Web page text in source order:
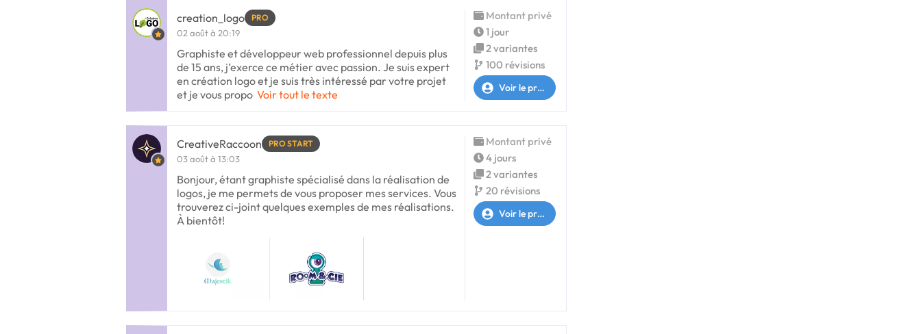
creation_logo PRO
02 août à 20:19
Graphiste et développeur web professionnel depuis plus
de 15 ans, j’exerce ce métier avec passion. Je suis expert
en création logo et je suis très intéressé par votre projet
et je vous propo Voir tout le texte
Montant privé
1 jour
2 variantes
100 révisions
Voir le profil
CreativeRaccoon PRO START
03 août à 13:03
Bonjour, étant graphiste spécialisé dans la réalisation de
logos, je me permets de vous proposer mes services. Vous
trouverez ci-joint quelques exemples de mes réalisations.
À bientôt!
Montant privé
4 jours
2 variantes
20 révisions
Voir le profil